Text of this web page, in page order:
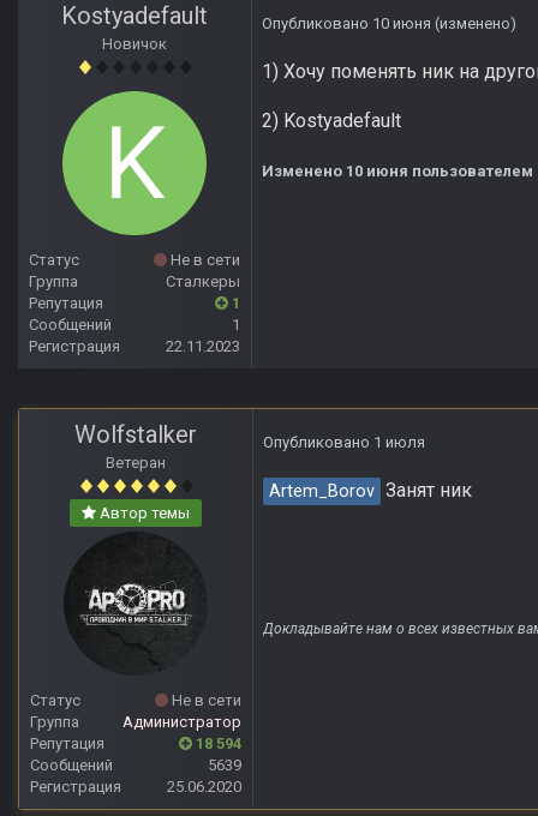
Kostyadefault
Новичок
Статус
Не в сети
Группа
Сталкеры
Репутация
1
Сообщений
1
Регистрация
22.11.2023
Опубликовано 10 июня (изменено)
1) Хочу поменять ник на
2) Kostyadefault
Изменено 10 июня
Wolfstalker
Ветеран
Автор темы
Статус
Не в сети
Группа
Администратор
Репутация
18 594
Сообщений
5639
Регистрация
25.06.2020
Опубликовано 1 июля
Artem_Borov Занят ник
Докладывайте нам о всех известных